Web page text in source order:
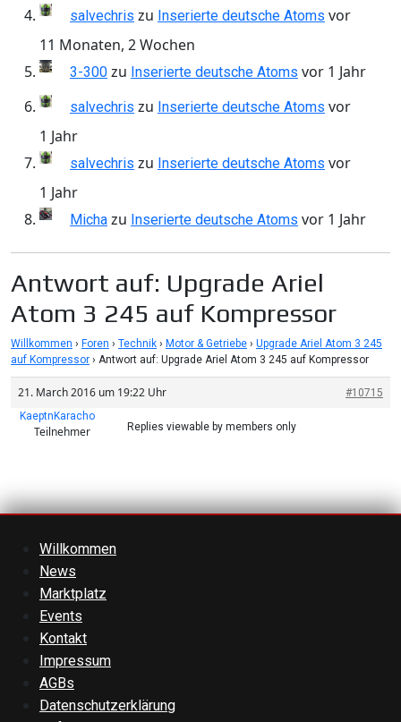
salvechris zu Inserierte deutsche Atoms vor
11 Monaten, 2 Wochen
3-300 zu Inserierte deutsche Atoms vor 1 Jahr
salvechris zu Inserierte deutsche Atoms vor
1 Jahr
salvechris zu Inserierte deutsche Atoms vor
1 Jahr
Micha zu Inserierte deutsche Atoms vor 1 Jahr
Antwort auf: Upgrade Ariel
Atom 3 245 auf Kompressor
Willkommen › Foren › Technik › Motor & Getriebe › Upgrade Ariel Atom 3 245
auf Kompressor › Antwort auf: Upgrade Ariel Atom 3 245 auf Kompressor
21. March 2016 um 19:22 Uhr
#10715
KaeptnKaracho
Teilnehmer Replies viewable by members only
Willkommen
News
Marktplatz
Events
Kontakt
Impressum
AGBs
Datenschutzerklärung